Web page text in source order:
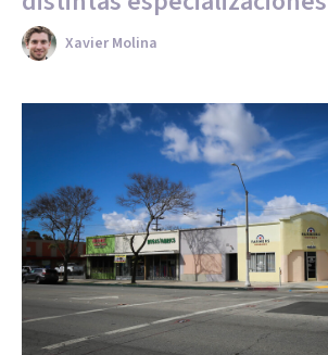
Xavier Molina